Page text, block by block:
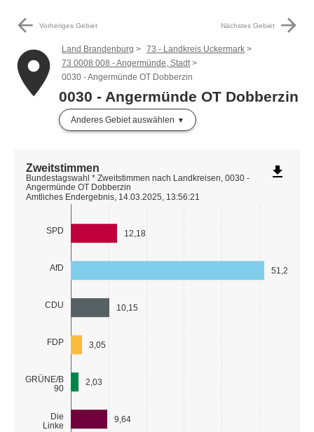
arrow_back Vorheriges Gebiet Nächstes Gebiet arrow_forward
place Land Brandenburg
73 - Landkreis Uckermark
73 0008 008 - Angermünde, Stadt
0030 - Angermünde OT Dobberzin
0030 - Angermünde OT Dobberzin
Anderes Gebiet auswählen
SPD
AfD
CDU
FDP
GRÜNE/B
90
Die
Linke
12,18
51,27
10,15
3,05
2,03
9,64
Zweitstimmen
Bundestagswahl * Zweitstimmen nach Landkreisen, 0030 -
Angermünde OT Dobberzin
Amtliches Endergebnis, 14.03.2025, 13:56:21
file_download